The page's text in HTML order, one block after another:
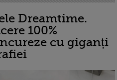
Dreamtime.
100%
cu giganți